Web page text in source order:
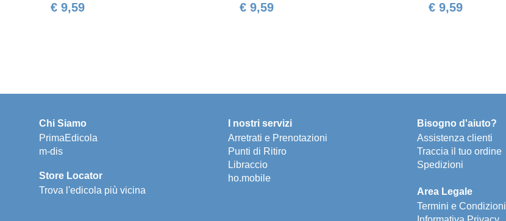
€ 9,59 € 9,59 € 9,59
Chi Siamo
PrimaEdicola
m-dis
Store Locator
Trova l'edicola più vicina
I nostri servizi
Arretrati e Prenotazioni
Punti di Ritiro
Libraccio
ho.mobile
Bisogno d'aiuto?
Assistenza clienti
Traccia il tuo ordine
Spedizioni
Area Legale
Termini e Condizioni